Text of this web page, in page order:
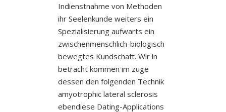
Indienstnahme von Methoden
ihr Seelenkunde weiters ein
Spezialisierung aufwarts ein
zwischenmenschlich-biologisch
bewegtes Kundschaft. Wir in
betracht kommen im zuge
dessen den folgenden Technik
amyotrophic lateral sclerosis
ebendiese Dating-Applications